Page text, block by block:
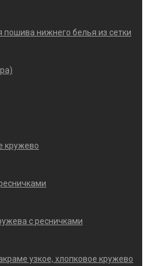
пошива нижнего белья из сетки
кружево
с ресничками
узкое, хлопковое кружево